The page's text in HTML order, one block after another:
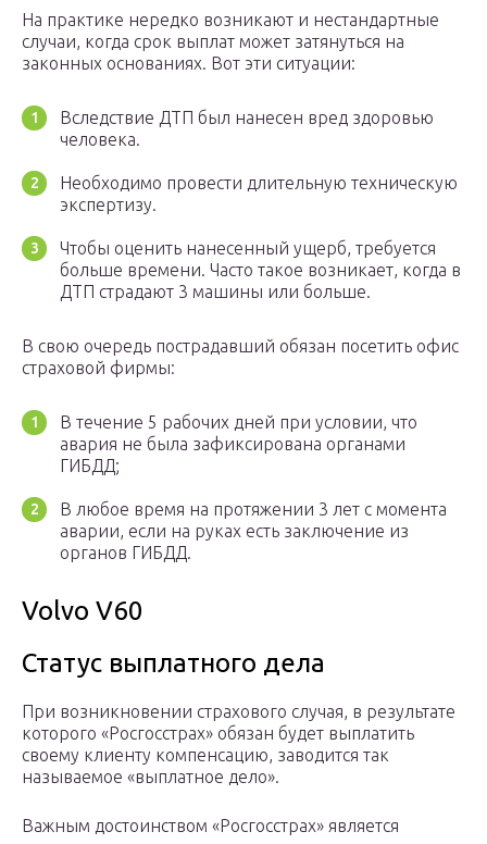
На практике нередко возникают и нестандартные
случаи, когда срок выплат может затянуться на
законных основаниях. Вот эти ситуации:
Вследствие ДТП был нанесен вред здоровью
человека.
Необходимо провести длительную техническую
экспертизу.
Чтобы оценить нанесенный ущерб, требуется
больше времени. Часто такое возникает, когда в
ДТП страдают 3 машины или больше.
В свою очередь пострадавший обязан посетить офис
страховой фирмы:
В течение 5 рабочих дней при условии, что
авария не была зафиксирована органами
ГИБДД;
В любое время на протяжении 3 лет с момента
аварии, если на руках есть заключение из
органов ГИБДД.
Volvo V60
Статус выплатного дела
При возникновении страхового случая, в результате
которого «Росгосстрах» обязан будет выплатить
своему клиенту компенсацию, заводится так
называемое «выплатное дело».
Важным достоинством «Росгосстрах» является